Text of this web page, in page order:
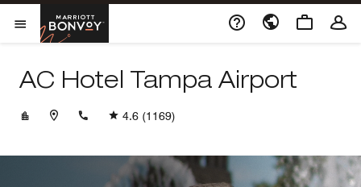
Skip to Content
Ouvrir le menu
Marriott Bonvoy
AC Hotel Tampa Airport
+18133504020
4.6 (1169)